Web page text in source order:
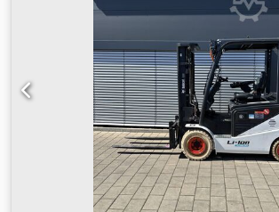
excavación, disponible como opción, en
precio adicional justo. * Procedente de
construcción pequeña. * Modelo para el
* Solo 1350 horas de funcionamiento. *
Revisión general en 2025 en BOBCAT. *
kW, fabricante Yanmar. * Tuberías para
adicionales. * Sistema de cambio rápido. *
adicionales. * Estado de conservación
un taller especializado en vehículos y
construcción. Ofrecemos una cotización
financiación, aceptación de vehículos